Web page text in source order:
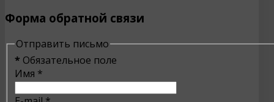
Форма обратной связи
Отправить письмо
* Обязательное поле
Имя *